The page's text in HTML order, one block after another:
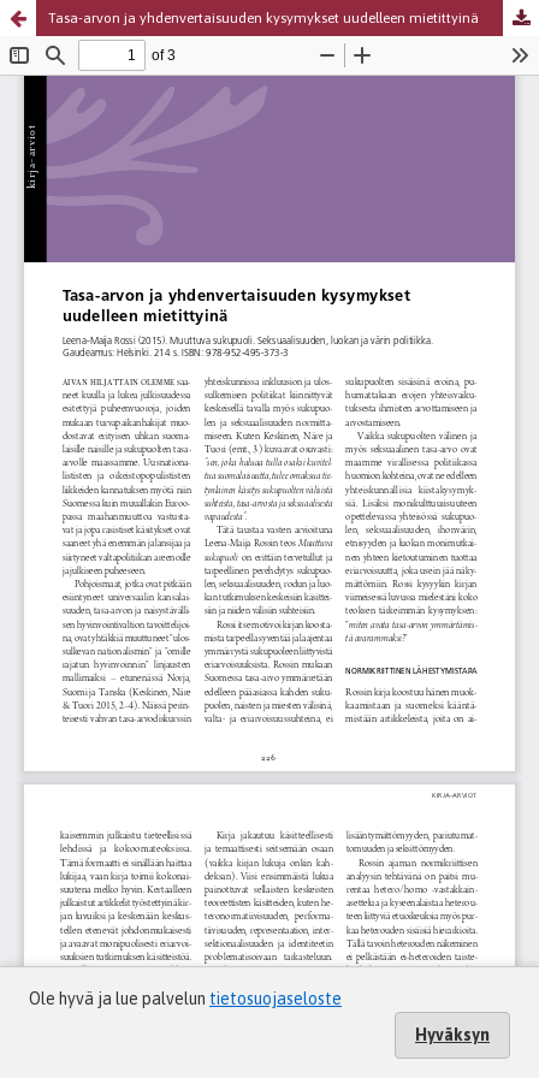
Tasa-arvon ja yhdenvertaisuuden kysymykset uudelleen mietittyinä
Ole hyvä ja lue palvelun tietosuojaseloste
Hyväksyn
Palvelua ylläpitää Tieteellisten seurain valtuuskunta